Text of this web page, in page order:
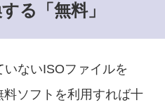
る「無料」
ないISOファイルを
ソフトを利用すれば十